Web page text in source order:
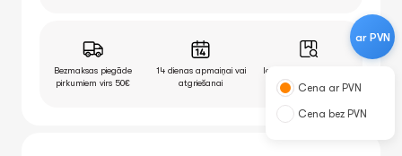
Bezmaksas piegāde
pirkumiem virs 50€
14 dienas apmaiņai vai
atgriešanai
Iespēja pārbaudīt preci
pēc saņemšanas
ar PVN
Cena ar PVN
Cena bez PVN